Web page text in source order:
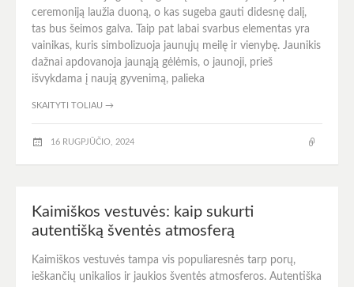
ceremoniją laužia duoną, o kas sugeba gauti didesnę dalį,
tas bus šeimos galva. Taip pat labai svarbus elementas yra
vainikas, kuris simbolizuoja jaunųjų meilę ir vienybę. Jaunikis
dažnai apdovanoja jaunąją gėlėmis, o jaunoji, prieš
išvykdama į naują gyvenimą, palieka
SKAITYTI TOLIAU →
16 RUGPJŪČIO, 2024
Kaimiškos vestuvės: kaip sukurti
autentišką šventės atmosferą
Kaimiškos vestuvės tampa vis populiaresnės tarp porų,
ieškančių unikalios ir jaukios šventės atmosferos. Autentiška